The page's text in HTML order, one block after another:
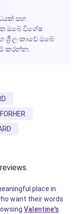
සහ
ඔබේ විශේෂ
ලංකාවේ ඔබේ
කරන්න.
place in
want their words
Valentine's